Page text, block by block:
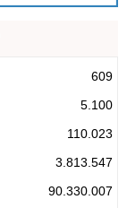
609
5.100
110.023
3.813.547
90.330.007